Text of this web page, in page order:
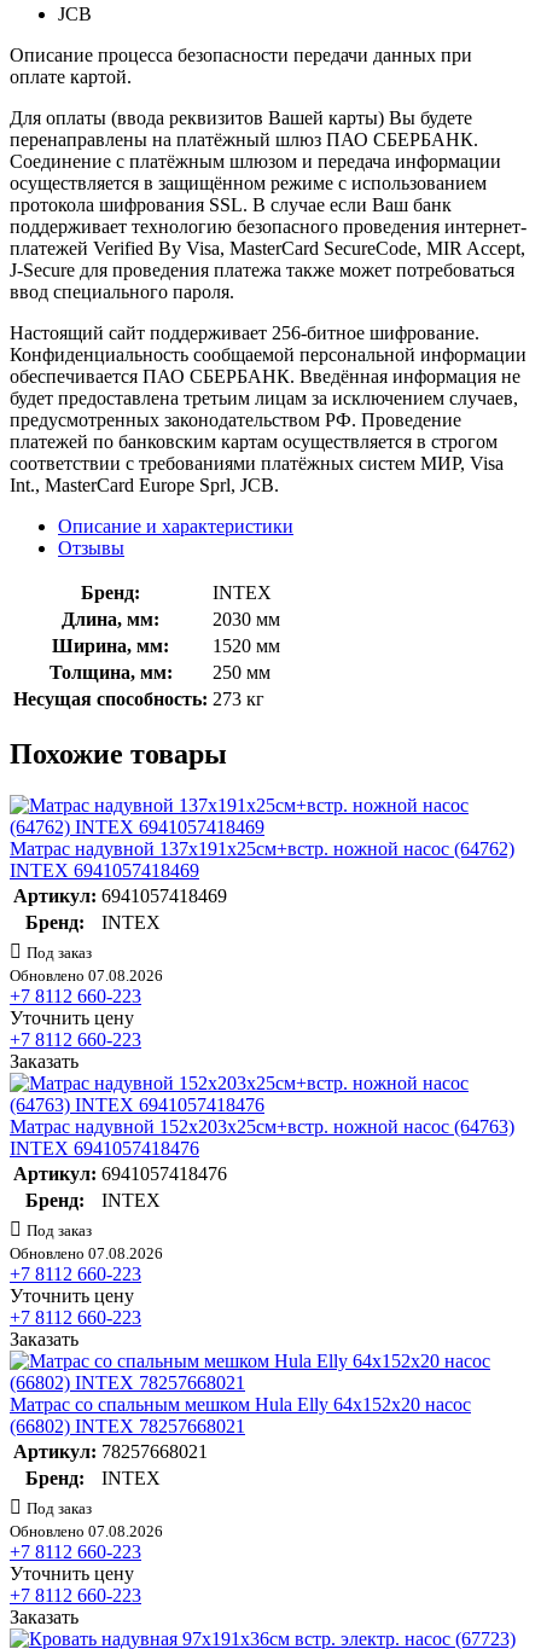
JCB
Описание процесса безопасности передачи данных при
оплате картой.
Для оплаты (ввода реквизитов Вашей карты) Вы будете
перенаправлены на платёжный шлюз ПАО СБЕРБАНК.
Соединение с платёжным шлюзом и передача информации
осуществляется в защищённом режиме с использованием
протокола шифрования SSL. В случае если Ваш банк
поддерживает технологию безопасного проведения интернет-
платежей Verified By Visa, MasterCard SecureCode, MIR Accept,
J-Secure для проведения платежа также может потребоваться
ввод специального пароля.
Настоящий сайт поддерживает 256-битное шифрование.
Конфиденциальность сообщаемой персональной информации
обеспечивается ПАО СБЕРБАНК. Введённая информация не
будет предоставлена третьим лицам за исключением случаев,
предусмотренных законодательством РФ. Проведение
платежей по банковским картам осуществляется в строгом
соответствии с требованиями платёжных систем МИР, Visa
Int., MasterCard Europe Sprl, JCB.
Описание и характеристики
Отзывы
Бренд:
INTEX
Длина, мм:
2030 мм
Ширина, мм:
1520 мм
Толщина, мм:
250 мм
Несущая способность: 273 кг
Похожие товары
Матрас надувной 137х191х25см+встр. ножной насос (64762)
INTEX 6941057418469
Артикул: 6941057418469
Бренд:
INTEX
Под заказ
Обновлено 07.08.2026
+7 8112 660-223
Уточнить цену
+7 8112 660-223
Заказать
Матрас надувной 152х203х25см+встр. ножной насос (64763)
INTEX 6941057418476
Артикул: 6941057418476
Бренд:
INTEX
Под заказ
Обновлено 07.08.2026
+7 8112 660-223
Уточнить цену
+7 8112 660-223
Заказать
Матрас со спальным мешком Hula Elly 64х152х20 насос
(66802) INTEX 78257668021
Артикул: 78257668021
Бренд:
INTEX
Под заказ
Обновлено 07.08.2026
+7 8112 660-223
Уточнить цену
+7 8112 660-223
Заказать